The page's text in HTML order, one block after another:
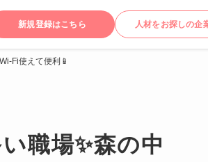
新規登録はこちら 人材をお探しの企
Fi使えて便利📱
職場✨森の中